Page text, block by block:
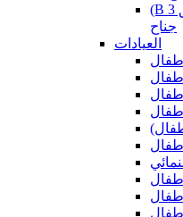
(B قسم أمراض المسالك البولية (الطابق 3
جناح
العيادات